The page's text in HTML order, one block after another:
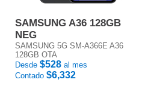
SAMSUNG A36 128GB
NEG
SAMSUNG 5G SM-A366E A36
128GB OTA
Desde $528 al mes
Contado $6,332